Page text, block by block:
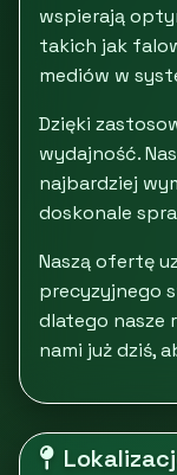
wspierają
takich jak
mediów w
Dzięki
wydajność.
najbardziej
doskonale
Naszą ofertę
precyzyjnego
dlatego nasze
nami już dziś,